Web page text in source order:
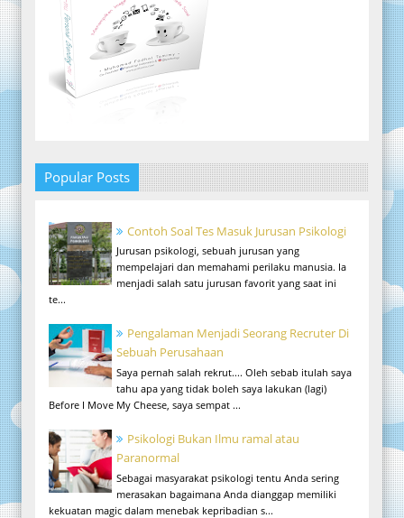
Popular Posts
Contoh Soal Tes Masuk Jurusan Psikologi
Jurusan psikologi, sebuah jurusan yang
mempelajari dan memahami perilaku manusia. Ia
menjadi salah satu jurusan favorit yang saat ini
te...
Pengalaman Menjadi Seorang Recruter Di
Sebuah Perusahaan
Saya pernah salah rekrut.... Oleh sebab itulah saya
tahu apa yang tidak boleh saya lakukan (lagi)
Before I Move My Cheese, saya sempat ...
Psikologi Bukan Ilmu ramal atau
Paranormal
Sebagai masyarakat psikologi tentu Anda sering
merasakan bagaimana Anda dianggap memiliki
kekuatan magic dalam menebak kepribadian s...